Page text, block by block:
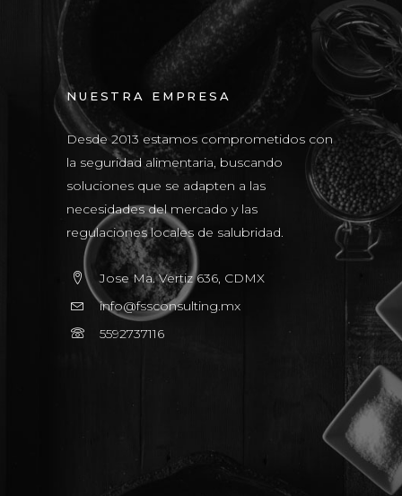
NUESTRA EMPRESA
Desde 2013 estamos comprometidos con
la seguridad alimentaria, buscando
soluciones que se adapten a las
necesidades del mercado y las
regulaciones locales de salubridad.
Jose Ma. Vertiz 636, CDMX
info@fssconsulting.mx
5592737116